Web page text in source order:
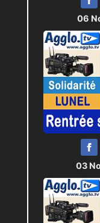
06
03